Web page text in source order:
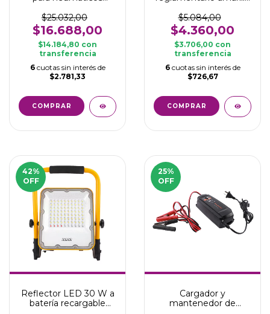
$25.032,00
$16.688,00
$14.184,80 con
transferencia
6 cuotas sin interés de
$2.781,33
COMPRAR
$5.084,00
$4.360,00
$3.706,00 con
transferencia
6 cuotas sin interés de
$726,67
42%
OFF
Reflector LED 30 W a
batería recargable
25%
OFF
Cargador y
mantenedor de